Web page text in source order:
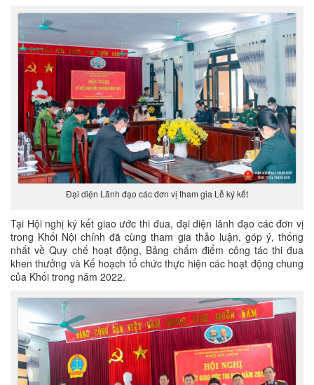
Đại diện Lãnh đạo các đơn vị tham gia Lễ ký kết
Tại Hội nghị ký kết giao ước thi đua, đại diện lãnh đạo các đơn vị
trong Khối Nội chính đã cùng tham gia thảo luận, góp ý, thống
nhất về Quy chế hoạt động, Bảng chấm điểm công tác thi đua
khen thưởng và Kế hoạch tổ chức thực hiện các hoạt động chung
của Khối trong năm 2022.